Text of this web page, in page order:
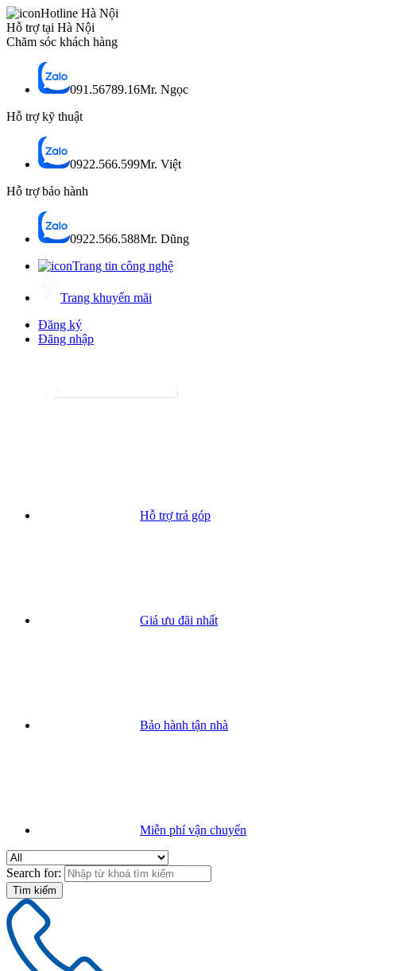
Hotline Hà Nội
Hỗ trợ tại Hà Nội
Chăm sóc khách hàng
091.56789.16Mr. Ngọc
Hỗ trợ kỹ thuật
0922.566.599Mr. Việt
Hỗ trợ bảo hành
0922.566.588Mr. Dũng
Trang tin công nghệ
Trang khuyến mãi
Đăng ký
Đăng nhập
Hỗ trợ trả góp
Giá ưu đãi nhất
Bảo hành tận nhà
Miễn phí vận chuyển
Search for: